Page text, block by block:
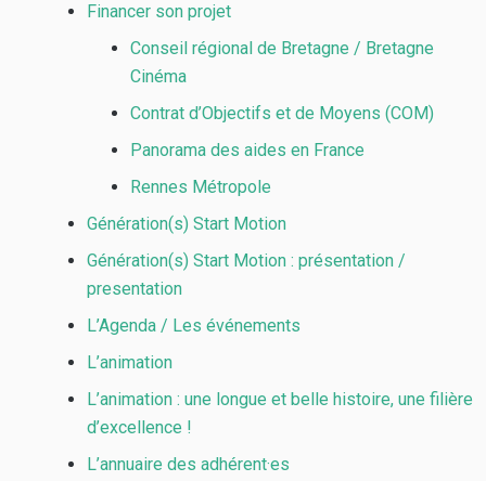
Financer son projet
Conseil régional de Bretagne / Bretagne
Cinéma
Contrat d’Objectifs et de Moyens (COM)
Panorama des aides en France
Rennes Métropole
Génération(s) Start Motion
Génération(s) Start Motion : présentation /
presentation
L’Agenda / Les événements
L’animation
L’animation : une longue et belle histoire, une filière
d’excellence !
L’annuaire des adhérent·es